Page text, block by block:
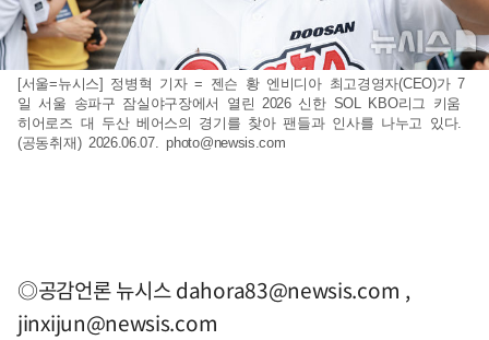
[서울=뉴시스] 정병혁 기자 = 젠슨 황 엔비디아 최고경영자(CEO)가 7
일 서울 송파구 잠실야구장에서 열린 2026 신한 SOL KBO리그 키움
히어로즈 대 두산 베어스의 경기를 찾아 팬들과 인사를 나누고 있다.
(공동취재) 2026.06.07.photo@newsis.com
◎공감언론 뉴시스dahora83@newsis.com ,
jinxijun@newsis.com